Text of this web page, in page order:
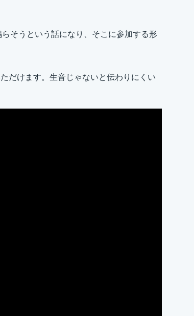
そうという話になり、そこに参加する形
だけます。生音じゃないと伝わりにくい